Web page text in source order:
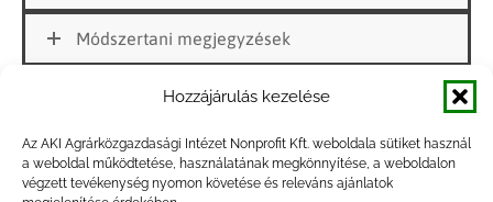
Hozzájárulás kezelése
Az AKI Agrárközgazdasági Intézet Nonprofit Kft. weboldala sütiket használ
a weboldal működtetése, használatának megkönnyítése, a weboldalon
végzett tevékenység nyomon követése és releváns ajánlatok
Módszertani megjegyzések
Tudjon meg többet, kövessen minket a közösségi
médiában!